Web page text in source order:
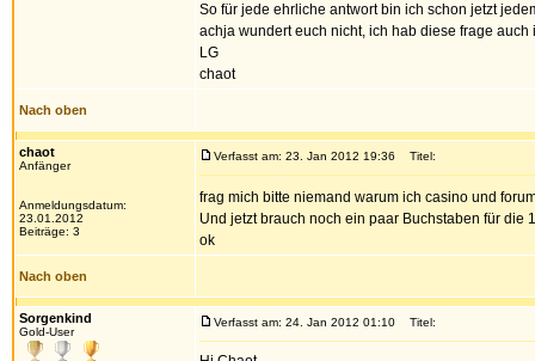
So für jede ehrliche antwort bin ich schon jetzt
achja wundert euch nicht, ich hab diese frage
LG
chaot
Nach oben
chaot
Anfänger
Anmeldungsdatum:
23.01.2012
Beiträge: 3
Verfasst am: 23. Jan 2012 19:36 Titel:
frag mich bitte niemand warum ich casino und
Und jetzt brauch noch ein paar Buchstaben für die
ok
Nach oben
Sorgenkind
Gold-User
Verfasst am: 24. Jan 2012 01:10 Titel: